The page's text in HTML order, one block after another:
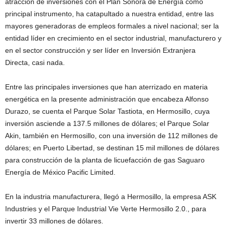
principal instrumento, ha catapultado a nuestra entidad, entre las
mayores generadoras de empleos formales a nivel nacional; ser la
entidad líder en crecimiento en el sector industrial, manufacturero y
en el sector construcción y ser líder en Inversión Extranjera
Directa, casi nada.
Entre las principales inversiones que han aterrizado en materia
energética en la presente administración que encabeza Alfonso
Durazo, se cuenta el Parque Solar Tastiota, en Hermosillo, cuya
inversión asciende a 137.5 millones de dólares; el Parque Solar
Akin, también en Hermosillo, con una inversión de 112 millones de
dólares; en Puerto Libertad, se destinan 15 mil millones de dólares
para construcción de la planta de licuefacción de gas Saguaro
Energía de México Pacific Limited.
En la industria manufacturera, llegó a Hermosillo, la empresa ASK
Industries y el Parque Industrial Vie Verte Hermosillo 2.0., para
invertir 33 millones de dólares.